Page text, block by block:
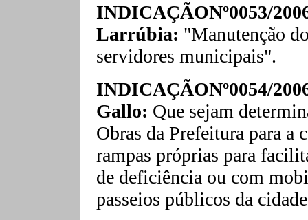
INDICAÇÃONº0053/
Larrúbia: "Manutenção
servidores municipais".
INDICAÇÃONº0054/
Gallo: Que sejam
Obras da Prefeitura para a
rampas próprias para
de deficiência ou com
passeios públicos da